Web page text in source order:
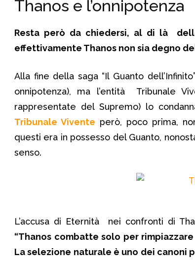
Thanos e l’onnipotenza
Resta però da chiedersi, al di là
effettivamente Thanos non sia degno
Alla fine della saga “Il Guanto
onnipotenza), ma l’entità Tribunale
rappresentate del Supremo) lo
Tribunale Vivente però, poco prima,
questi era in possesso del Guanto,
senso.
L’accusa di Eternità nei confronti di
“Thanos combatte solo per
La selezione naturale è uno dei canoni